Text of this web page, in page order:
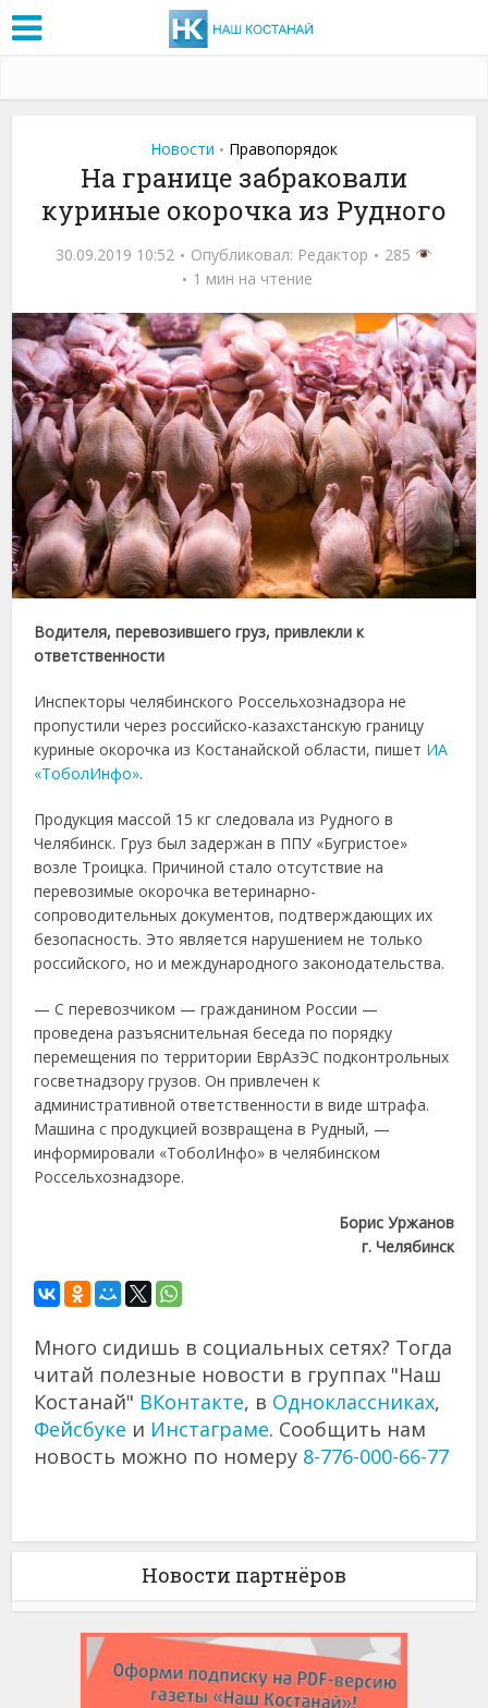
Новости • Правопорядок
На границе забраковали
куриные окорочка из Рудного
30.09.2019 10:52 Опубликовал: Редактор
285
1 мин на чтение
Водителя, перевозившего груз, привлекли к
ответственности
Инспекторы челябинского Россельхознадзора не
пропустили через российско-казахстанскую границу
куриные окорочка из Костанайской области, пишет ИА
«ТоболИнфо».
Продукция массой 15 кг следовала из Рудного в
Челябинск. Груз был задержан в ППУ «Бугристое»
возле Троицка. Причиной стало отсутствие на
перевозимые окорочка ветеринарно-
сопроводительных документов, подтверждающих их
безопасность. Это является нарушением не только
российского, но и международного законодательства.
— С перевозчиком — гражданином России —
проведена разъяснительная беседа по порядку
перемещения по территории ЕврАзЭС подконтрольных
госветнадзору грузов. Он привлечен к
административной ответственности в виде штрафа.
Машина с продукцией возвращена в Рудный, —
информировали «ТоболИнфо» в челябинском
Россельхознадзоре.
Борис Уржанов
г. Челябинск
Много сидишь в социальных сетях? Тогда
читай полезные новости в группах "Наш
Костанай" ВКонтакте, в Одноклассниках,
Фейсбуке и Инстаграме. Сообщить нам
новость можно по номеру 8-776-000-66-77
Новости партнёров